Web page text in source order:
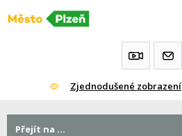
Přeskočit
Zjednodušené zobrazení
Přejít na ...